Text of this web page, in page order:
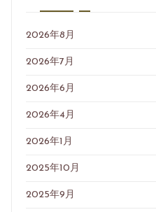
2026年8月
2026年7月
2026年6月
2026年4月
2026年1月
2025年10月
2025年9月